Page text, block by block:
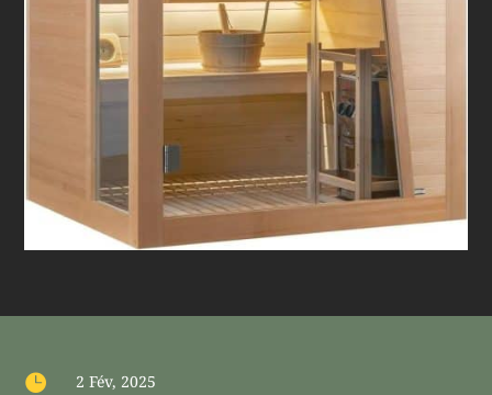
 2 Fév, 2025